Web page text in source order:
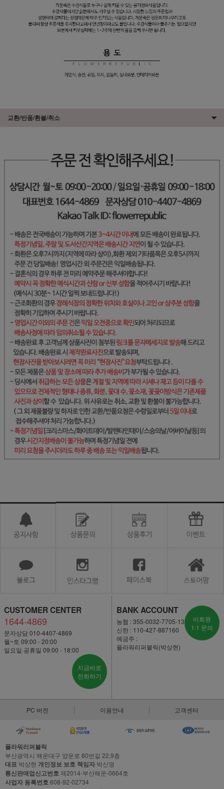
교환/반품/환불/취소
CUSTOMER CENTER
1644-4869
문자상담 010-4407-4869
월~토 09:00 - 20:00
일요일·공휴일 09:00 - 18:00
지금바로
전화하기
BANK ACCOUNT
농협 : 355-0032-7705-13
신한 : 110-427-887160
예금주 :
플라워리퍼블릭(박상현)
비회원
1:1 문의
PC 버전 이용안내 고객센터
플라워리퍼블릭
부산광역시 해운대구 양운로 80번길 22,9층
대표 박상현 개인정보 보호 책임자 박신영
통신판매업신고번호제2014-부산해운-0664호
사업자 등록번호608-92-02734